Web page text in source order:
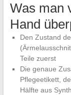
Was man
Hand
Den Zustand
Teile zuerst
Die genaue
Pflegeetikett,
Hälfte aus